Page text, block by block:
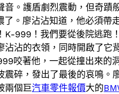
。護盾劇烈震動，但奇蹟
。廖沾沾知道，他必須帶
999！我們要從後院逃跑
沾的衣領，同時開啟了它
咬著他，一起從撞出來的
碎，發出了最後的哀鳴。
兩個巨汽車零件報價大的